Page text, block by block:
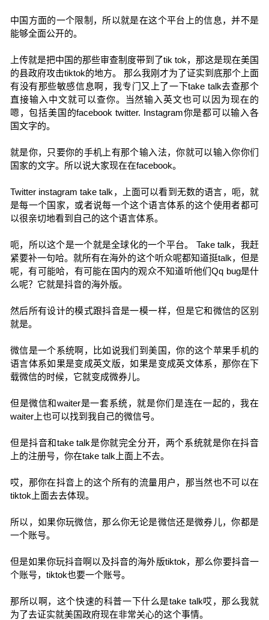
中国方面的一个限制，所以就是在这个平台上的信息，并不是
能够全面公开的。
上传就是把中国的那些审查制度带到了tik tok，那这是现在美国
的县政府攻击tiktok的地方。 那么我刚才为了证实到底那个上面
有没有那些敏感信息啊，我专门又上了一下take talk去查那个
直接输入中文就可以查你。当然输入英文也可以因为现在的
嗯，包括美国的facebook twitter. Instagram你是都可以输入各
国文字的。
就是你，只要你的手机上有那个输入法，你就可以输入你你们
国家的文字。所以说大家现在在facebook。
Twitter instagram take talk，上面可以看到无数的语言，呃，就
是每一个国家，或者说每一个这个语言体系的这个使用者都可
以很亲切地看到自己的这个语言体系。
呃，所以这个是一个就是全球化的一个平台。 Take talk，我赶
紧要补一句哈。就所有在海外的这个听众呢都知道挺talk，但是
呢，有可能哈，有可能在国内的观众不知道听他们Qq bug是什
么呢？它就是抖音的海外版。
然后所有设计的模式跟抖音是一模一样，但是它和微信的区别
就是。
微信是一个系统啊，比如说我们到美国，你的这个苹果手机的
语言体系如果是变成英文版，如果是变成英文体系，那你在下
载微信的时候，它就变成微券儿。
但是微信和waiter是一套系统，就是你们是连在一起的，我在
waiter上也可以找到我自己的微信号。
但是抖音和take talk是你就完全分开，两个系统就是你在抖音
上的注册号，你在take talk上面上不去。
哎，那你在抖音上的这个所有的流量用户，那当然也不可以在
tiktok上面去去体现。
所以，如果你玩微信，那么你无论是微信还是微券儿，你都是
一个账号。
但是如果你玩抖音啊以及抖音的海外版tiktok，那么你要抖音一
个账号，tiktok也要一个账号。
那所以啊，这个快速的科普一下什么是take talk哎，那么我就
为了去证实就美国政府现在非常关心的这个事情。